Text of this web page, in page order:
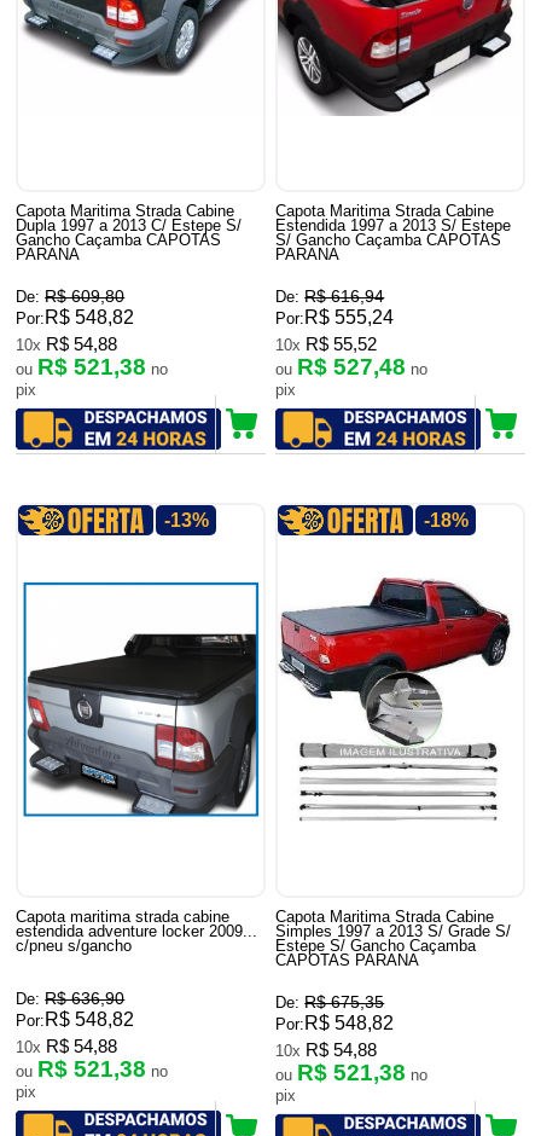
Capota Maritima Strada Cabine
Dupla 1997 a 2013 C/ Estepe S/
Gancho Caçamba CAPOTAS
PARANA
De: R$ 609,80
Por: R$ 548,82
10x R$ 54,88
ou R$ 521,38 no
pix
Capota Maritima Strada Cabine
Estendida 1997 a 2013 S/ Estepe
S/ Gancho Caçamba CAPOTAS
PARANA
De: R$ 616,94
Por: R$ 555,24
10x R$ 55,52
ou R$ 527,48 no
pix
-13%
Capota maritima strada cabine
estendida adventure locker 2009...
c/pneu s/gancho
De: R$ 636,90
Por: R$ 548,82
10x R$ 54,88
ou R$ 521,38 no
pix
-18%
Capota Maritima Strada Cabine
Simples 1997 a 2013 S/ Grade S/
Estepe S/ Gancho Caçamba
CAPOTAS PARANA
De: R$ 675,35
Por: R$ 548,82
10x R$ 54,88
ou R$ 521,38 no
pix